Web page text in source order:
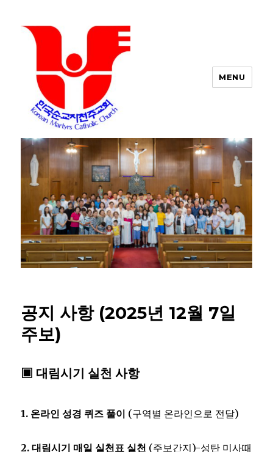
포트워스 한인 성당
MENU
공지 사항 (2025년 12월 7일
주보)
▣ 대림시기 실천 사항
1. 온라인 성경 퀴즈 풀이 (구역별 온라인으로 전달)
2.대림시기 매일 실천표 실천 (주보간지)-성탄 미사때